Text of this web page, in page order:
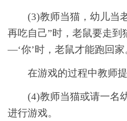
(3)教师当猫，幼儿当
再吃自己”时，老鼠要走
—‘你’时，老鼠才能跑回家
在游戏的过程中教师
(4)教师当猫或请一名
进行游戏。